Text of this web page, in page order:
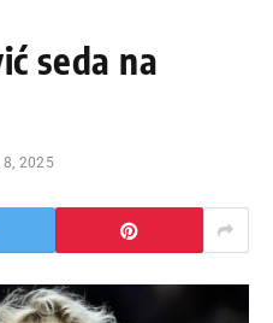
seda na
2025